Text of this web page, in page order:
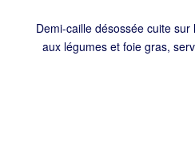
Demi-caille désossée cuite
aux légumes et foie gras,